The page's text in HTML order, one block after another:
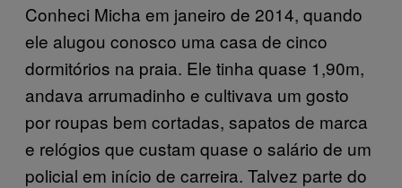
Conheci Micha em janeiro de 2014, quando
ele alugou conosco uma casa de cinco
dormitórios na praia. Ele tinha quase 1,90m,
andava arrumadinho e cultivava um gosto
por roupas bem cortadas, sapatos de marca
e relógios que custam quase o salário de um
policial em início de carreira. Talvez parte do